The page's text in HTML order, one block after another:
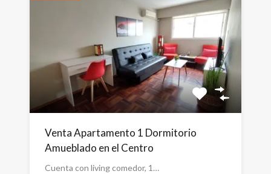
Venta Apartamento 1 Dormitorio
Amueblado en el Centro
Cuenta con living comedor, 1…